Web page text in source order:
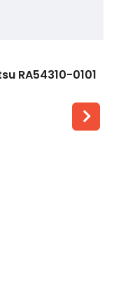
RA54310-0101